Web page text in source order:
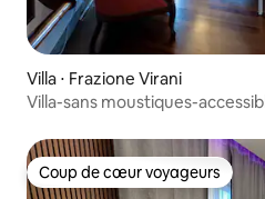
Villa ⋅ Frazione Virani
Villa-sans moustiques-
Coup de cœur voyageurs
Coup de cœur voyageurs